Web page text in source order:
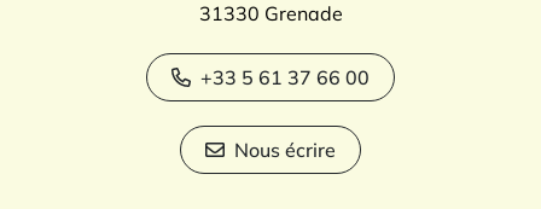
31330 Grenade
+33 5 61 37 66 00
Nous écrire